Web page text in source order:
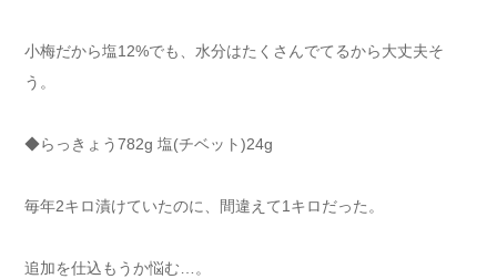
小梅だから塩12%でも、水分はたくさんでてるから大丈夫そ
う。
◆らっきょう782g 塩(チベット)24g
毎年2キロ漬けていたのに、間違えて1キロだった。
追加を仕込もうか悩む…。